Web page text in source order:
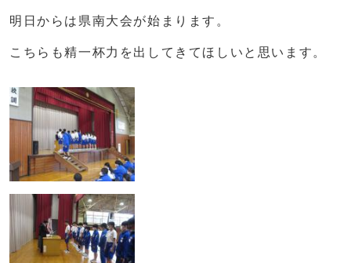
明日からは県南大会が始まります。
こちらも精一杯力を出してきてほしいと思います。